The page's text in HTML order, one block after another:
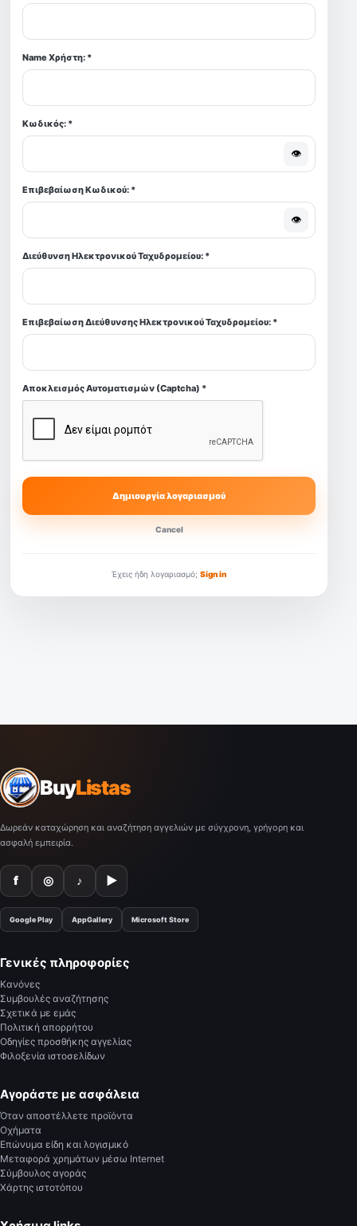
Name Χρήστη: *
Κωδικός: *
👁
Επιβεβαίωση Κωδικού: *
👁
Διεύθυνση Ηλεκτρονικού Ταχυδρομείου: *
Επιβεβαίωση Διεύθυνσης Ηλεκτρονικού Ταχυδρομείου: *
Αποκλεισμός Αυτοματισμών (Captcha) *
Δημιουργία λογαριασμού
Cancel
Έχεις ήδη λογαριασμό; Sign in
BuyListas
Δωρεάν καταχώρηση και αναζήτηση αγγελιών με σύγχρονη, γρήγορη και
ασφαλή εμπειρία.
f ◎ ♪ ▶
Google Play AppGallery Microsoft Store
Γενικές πληροφορίες
Κανόνες
Συμβουλές αναζήτησης
Σχετικά με εμάς
Πολιτική απορρήτου
Οδηγίες προσθήκης αγγελίας
Φιλοξενία ιστοσελίδων
Αγοράστε με ασφάλεια
Όταν αποστέλλετε προϊόντα
Οχήματα
Επώνυμα είδη και λογισμικό
Μεταφορά χρημάτων μέσω Internet
Σύμβουλος αγοράς
Χάρτης ιστοτόπου